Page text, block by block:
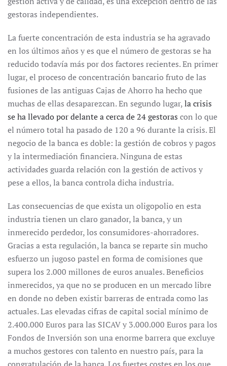
gestoras independientes.
La fuerte concentración de esta industria se ha agravado
en los últimos años y es que el número de gestoras se ha
reducido todavía más por dos factores recientes. En primer
lugar, el proceso de concentración bancario fruto de las
fusiones de las antiguas Cajas de Ahorro ha hecho que
muchas de ellas desaparezcan. En segundo lugar,la crisis
se ha llevado por delante a cerca de 24 gestoras con lo que
el número total ha pasado de 120 a 96 durante la crisis. El
negocio de la banca es doble: la gestión de cobros y pagos
y la intermediación financiera. Ninguna de estas
actividades guarda relación con la gestión de activos y
pese a ellos, la banca controla dicha industria.
Las consecuencias de que exista un oligopolio en esta
industria tienen un claro ganador, la banca, y un
inmerecido perdedor, los consumidores-ahorradores.
Gracias a esta regulación, la banca se reparte sin mucho
esfuerzo un jugoso pastel en forma de comisiones que
supera los 2.000 millones de euros anuales. Beneficios
inmerecidos, ya que no se producen en un mercado libre
en donde no deben existir barreras de entrada como las
actuales. Las elevadas cifras de capital social mínimo de
2.400.000 Euros para las SICAV y 3.000.000 Euros para los
Fondos de Inversión son una enorme barrera que excluye
a muchos gestores con talento en nuestro país, para la